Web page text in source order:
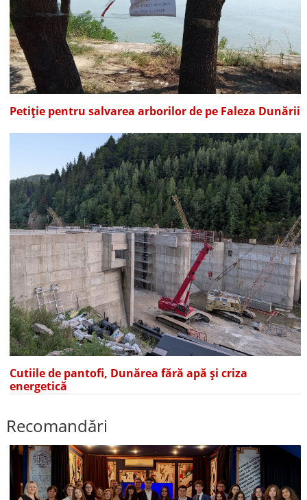
Petiție pentru salvarea arborilor de pe Faleza Dunării
Cutiile de pantofi, Dunărea fără apă și criza
energetică
Recomandări